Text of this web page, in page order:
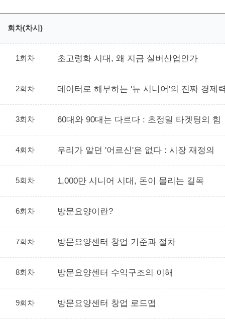
회차(차시)
1회차 초고령화 시대, 왜 지금 실버산업인가
2회차 데이터로 해부하는 '뉴 시니어'의 진짜 경제
3회차 60대와 90대는 다르다 : 초정밀 타겟팅의 힘
4회차 우리가 알던 '어르신'은 없다 : 시장 재정의
5회차 1,000만 시니어 시대, 돈이 몰리는 길목
6회차 방문요양이란?
7회차 방문요양센터 창업 기준과 절차
8회차 방문요양센터 수익구조의 이해
9회차 방문요양센터 창업 로드맵